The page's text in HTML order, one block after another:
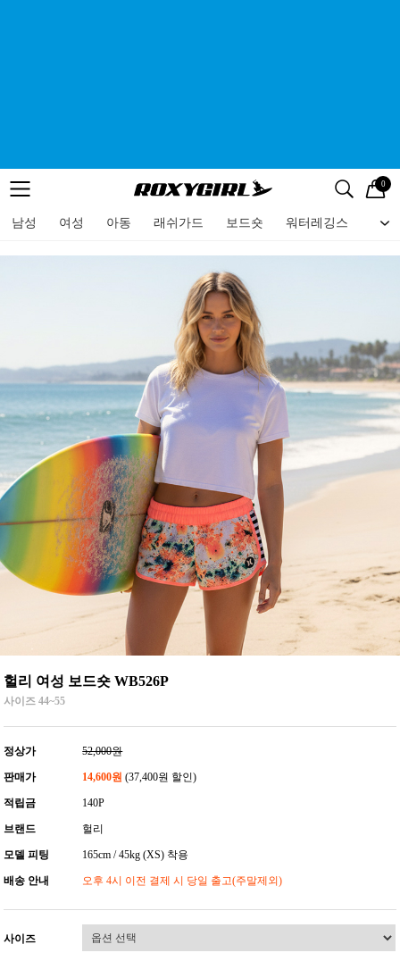
메뉴 검색
로고 0
남성 여성 아동 래쉬가드 보드숏 워터레깅스 비
메뉴
헐리 여성 보드숏 WB526P
사이즈 44~55
정상가 52,000원
판매가 14,600원 (37,400원 할인)
적립금 140P
브랜드 헐리
모델 피팅 165cm / 45kg (XS) 착용
배송 안내 오후 4시 이전 결제 시 당일 출고(주말제외)
사이즈